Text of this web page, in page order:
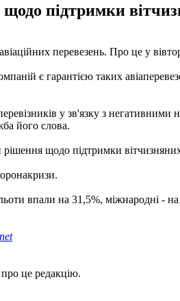
підтримки
перевезень. Про це у
є гарантією таких
у зв'язку з
його слова.
щодо підтримки вітчизняних
впали на 31,5%, міжнародні -
це редакцію.